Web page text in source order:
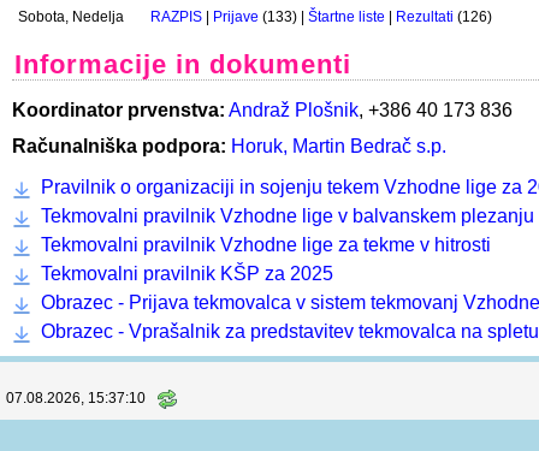
30.-31.05.2026 Slovenska Bistrica - Klub AKSB Impol
Sobota, Nedelja RAZPIS |Prijave(276) |Štartne liste
30.-31.05.2026 Slovenska Bistrica- Klub AKSB Impol
Sobota, Nedelja RAZPIS|Prijave(265) |Štartne liste|Rezultati
30.-31.05.2026 Slovenska Bistrica- Klub AKSB Impol
Sobota, Nedelja RAZPIS|Prijave(133) |Štartne liste|Rezultati(126)
Informacije in dokumenti
Koordinator prvenstva: Andraž Plošnik, +386 40 173 836
Računalniška podpora: Horuk, Martin Bedrač s.p.
Pravilnik o organizaciji in sojenju tekem Vzhodne lige za
Tekmovalni pravilnik Vzhodne lige v balvanskem plezanju